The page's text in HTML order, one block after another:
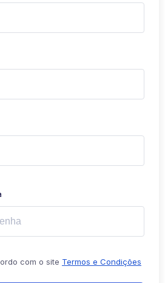
com o site Termos e Condições